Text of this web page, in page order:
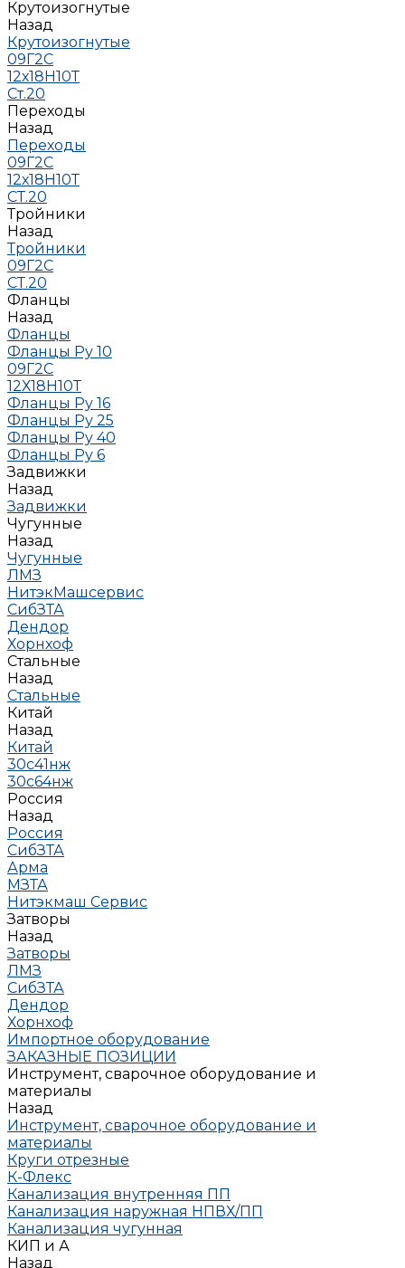
Крутоизогнутые
Назад
Крутоизогнутые
09Г2С
12х18Н10Т
Ст.20
Переходы
Назад
Переходы
09Г2С
12х18Н10Т
СТ.20
Тройники
Назад
Тройники
09Г2С
СТ.20
Фланцы
Назад
Фланцы
Фланцы Ру 10
09Г2С
12Х18Н10Т
Фланцы Ру 16
Фланцы Ру 25
Фланцы Ру 40
Фланцы Ру 6
Задвижки
Назад
Задвижки
Чугунные
Назад
Чугунные
ЛМЗ
НитэкМашсервис
СибЗТА
Дендор
Хорнхоф
Стальные
Назад
Стальные
Китай
Назад
Китай
30с41нж
30с64нж
Россия
Назад
Россия
СибЗТА
Арма
МЗТА
Нитэкмаш Сервис
Затворы
Назад
Затворы
ЛМЗ
СибЗТА
Дендор
Хорнхоф
Импортное оборудование
ЗАКАЗНЫЕ ПОЗИЦИИ
Инструмент, сварочное оборудование и
материалы
Назад
Инструмент, сварочное оборудование и
материалы
Круги отрезные
К-Флекс
Канализация внутренняя ПП
Канализация наружная НПВХ/ПП
Канализация чугунная
КИП и А
Назад